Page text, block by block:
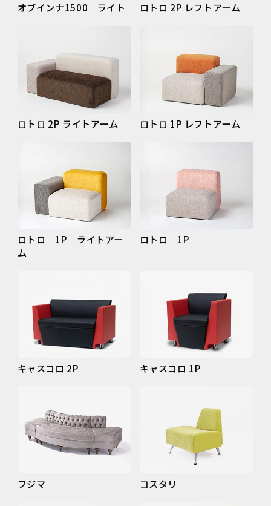
オブインナ1500 ライト ロトロ 2P レフトアーム
ロトロ 2P ライトアーム ロトロ 1P レフトアーム
ロトロ 1P ライトアー
ム
ロトロ 1P
キャスコロ 2P キャスコロ 1P
フジマ コスタリ